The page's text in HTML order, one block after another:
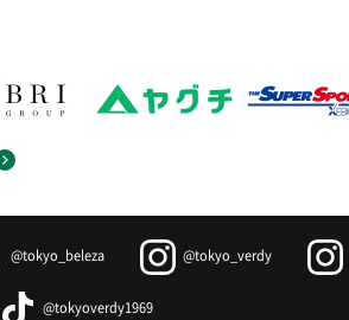
@tokyo_beleza @tokyo_verdy
@tokyoverdy1969